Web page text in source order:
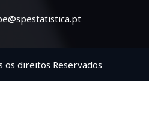
os direitos Reservados